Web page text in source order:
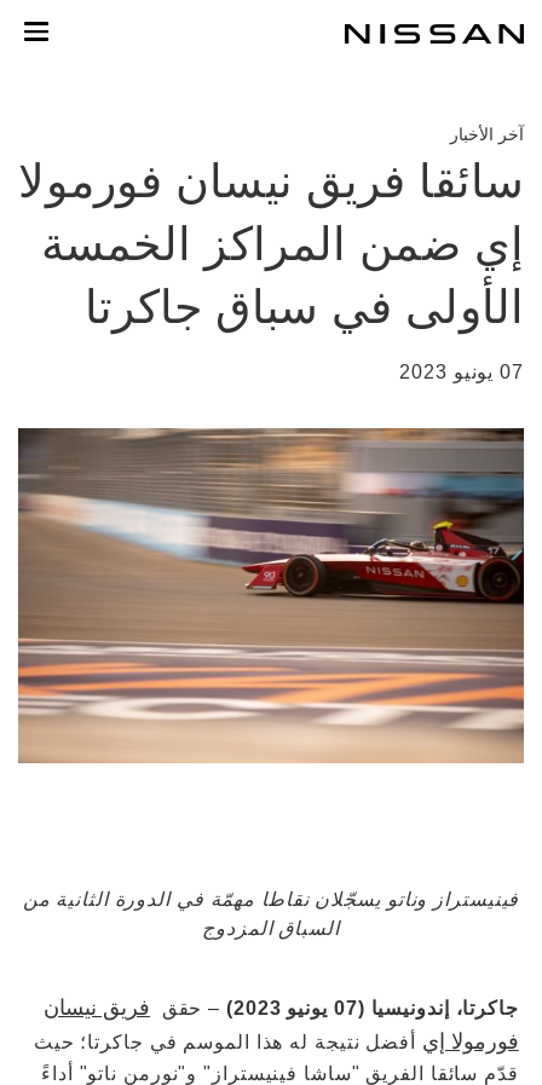
إلى
آخر الأخبار
سائقا فريق نيسان فورمولا
إي ضمن المراكز الخمسة
الأولى في سباق جاكرتا
07 يونيو 2023
فينيستراز وناتو يسجّلان نقاطا مهمّة في الدورة الثانية من
السباق المزدوج
جاكرتا، إندونيسيا (07 يونيو 2023) – حقق فريق نيسان
فورمولا إي أفضل نتيجة له هذا الموسم في جاكرتا؛ حيث
قدّم سائقا الفريق "ساشا فينيستراز" و"نورمن ناتو" أداءً